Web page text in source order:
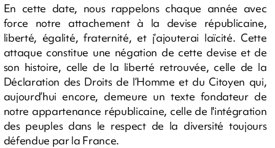
En cette date, nous rappelons chaque année avec
force notre attachement à la devise républicaine,
liberté, égalité, fraternité, et j’ajouterai laïcité. Cette
attaque constitue une négation de cette devise et de
son histoire, celle de la liberté retrouvée, celle de la
Déclaration des Droits de l’Homme et du Citoyen qui,
aujourd’hui encore, demeure un texte fondateur de
notre appartenance républicaine, celle de l'intégration
des peuples dans le respect de la diversité toujours
défendue par la France.